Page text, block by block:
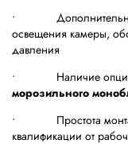
• Дополнительная
освещения камеры,
давления
• Наличие опции
морозильного
• Простота
квалификации от